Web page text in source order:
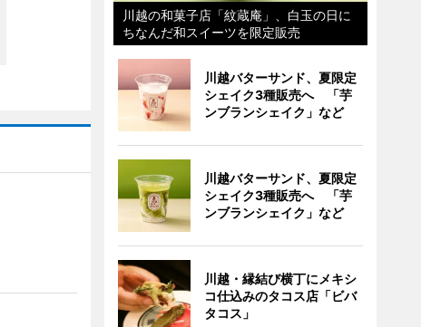
川越の和菓子店「紋蔵庵」、白玉の日に
ちなんだ和スイーツを限定販売
川越バターサンド、夏限定
シェイク3種販売へ 「芋
ンブランシェイク」など
川越バターサンド、夏限定
シェイク3種販売へ 「芋
ンブランシェイク」など
川越・縁結び横丁にメキシ
コ仕込みのタコス店「ビバ
タコス」